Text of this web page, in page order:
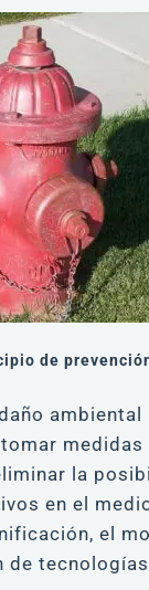
de
ambiental
la
en el
el
de